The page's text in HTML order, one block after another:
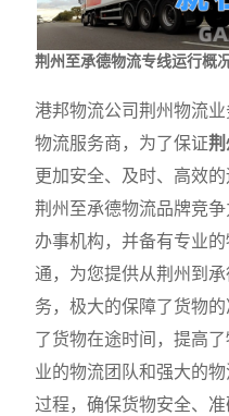
荆州至承德物流专线运行概
港邦物流公司荆州物流
物流服务商，为了保证
更加安全、及时、高效
荆州至承德物流品牌竞
办事机构，并备有专业
通，为您提供从荆州到
务，极大的保障了货物
了货物在途时间，提高
业的物流团队和强大的
过程，确保货物安全、